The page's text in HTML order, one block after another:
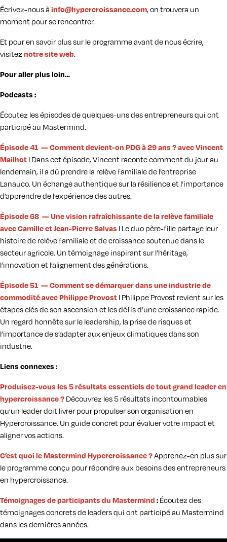
Écrivez-nous à info@hypercroissance.com, on trouvera un
moment pour se rencontrer.
Et pour en savoir plus sur le programme avant de nous écrire,
visitez notre site web.
Pour aller plus loin…
Podcasts :
Écoutez les épisodes de quelques-uns des entrepreneurs qui ont
participé au Mastermind.
Épisode 41 — Comment devient-on PDG à 29 ans ? avec Vincent
Mailhot I Dans cet épisode, Vincent raconte comment du jour au
lendemain, il a dû prendre la relève familiale de l’entreprise
Lanauco. Un échange authentique sur la résilience et l’importance
d’apprendre de l’expérience des autres.
Épisode 68 — Une vision rafraîchissante de la relève familiale
avec Camille et Jean-Pierre Salvas I Le duo père-fille partage leur
histoire de relève familiale et de croissance soutenue dans le
secteur agricole. Un témoignage inspirant sur l’héritage,
l’innovation et l’alignement des générations.
Épisode 51 — Comment se démarquer dans une industrie de
commodité avec Philippe Provost I Philippe Provost revient sur les
étapes clés de son ascension et les défis d’une croissance rapide.
Un regard honnête sur le leadership, la prise de risques et
l’importance de s’adapter aux enjeux climatiques dans son
industrie.
Liens connexes :
Produisez-vous les 5 résultats essentiels de tout grand leader en
hypercroissance ? Découvrez les 5 résultats incontournables
qu’un leader doit livrer pour propulser son organisation en
Hypercroissance. Un guide concret pour évaluer votre impact et
aligner vos actions.
C’est quoi le Mastermind Hypercroissance ?Apprenez-en plus sur
le programme conçu pour répondre aux besoins des entrepreneurs
en hypercroissance.
Témoignages de participants du Mastermind : Écoutez des
témoignages concrets de leaders qui ont participé au Mastermind
dans les dernières années.